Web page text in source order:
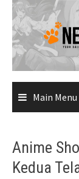
Skip
content
Main Menu
Anime
Kedua